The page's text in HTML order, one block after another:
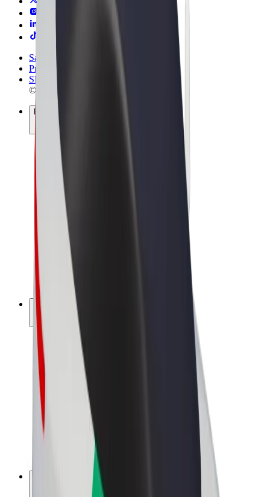
Sąlygos
Privatumas
Slapukai
© 2026 Bolt Technology OÜ
Paslaugos
Kelionės
Paspirtukai
„Bolt Market“
„Bolt Food“
„Bolt Drive“
„Bolt for Business“
El. dviračiai
„Bolt Plus“
Užsidirbkite su „Bolt“
Vairuotojai
Vairuotojo pajamos
Kurjeriai
Kurjerio pajamos
„Bolt Food“ restoranai ir parduotuvės
Automobilių nuomos parkai